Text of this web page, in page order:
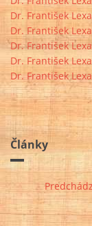
Dr. František
Dr. František
Dr. František
Dr. František
Dr. František
Články